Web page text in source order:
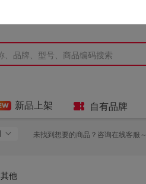
新品上架  自有品牌
未找到想要的商品？咨询在线客服～
其他